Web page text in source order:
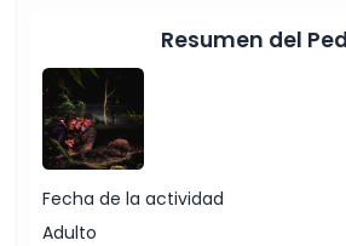
Política para Niños y Adultos
Exclusiones
Horario de Apertura
Resumen del
Fecha de la actividad
Adulto